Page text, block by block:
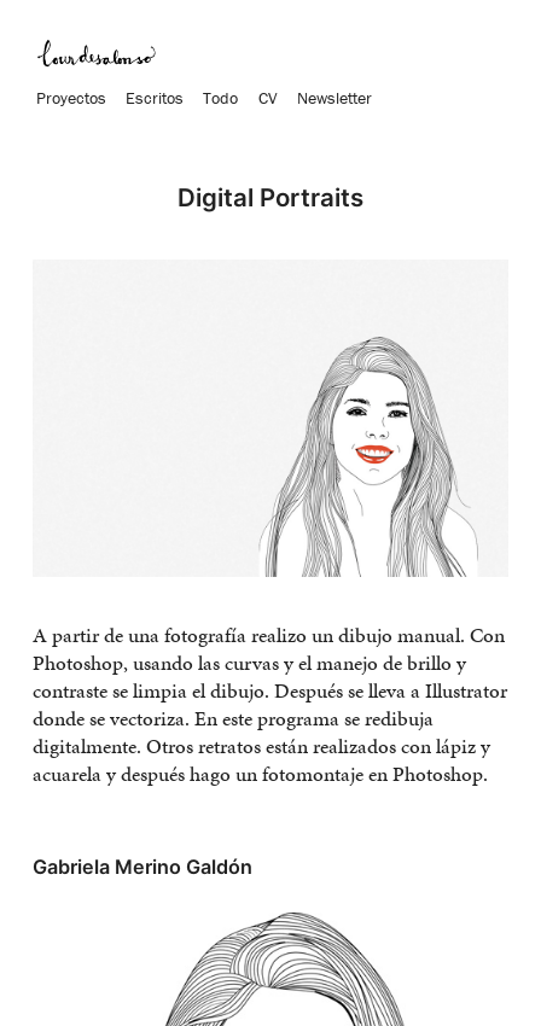
Proyectos Escritos Todo CV Newsletter
Digital Portraits
A partir de una fotografía realizo un dibujo manual. Con
Photoshop, usando las curvas y el manejo de brillo y
contraste se limpia el dibujo. Después se lleva a Illustrator
donde se vectoriza. En este programa se redibuja
digitalmente. Otros retratos están realizados con lápiz y
acuarela y después hago un fotomontaje en Photoshop.
Gabriela Merino Galdón